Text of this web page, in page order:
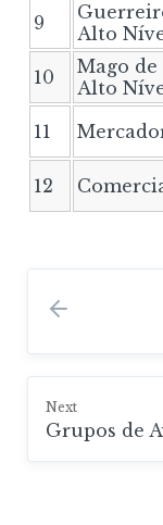
9
Alto
10
Mago de
Alto
11
12
Next
Grupos de